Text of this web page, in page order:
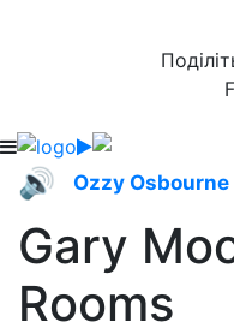
🔊 Ozzy Osbourne
Gary
Rooms